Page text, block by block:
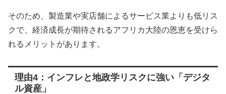
そのため、製造業や実店舗によるサービス業よりも低リス
クで、経済成長が期待されるアフリカ大陸の恩恵を受けら
れるメリットがあります。
理由4：インフレと地政学リスクに強い「デジタ
ル資産」